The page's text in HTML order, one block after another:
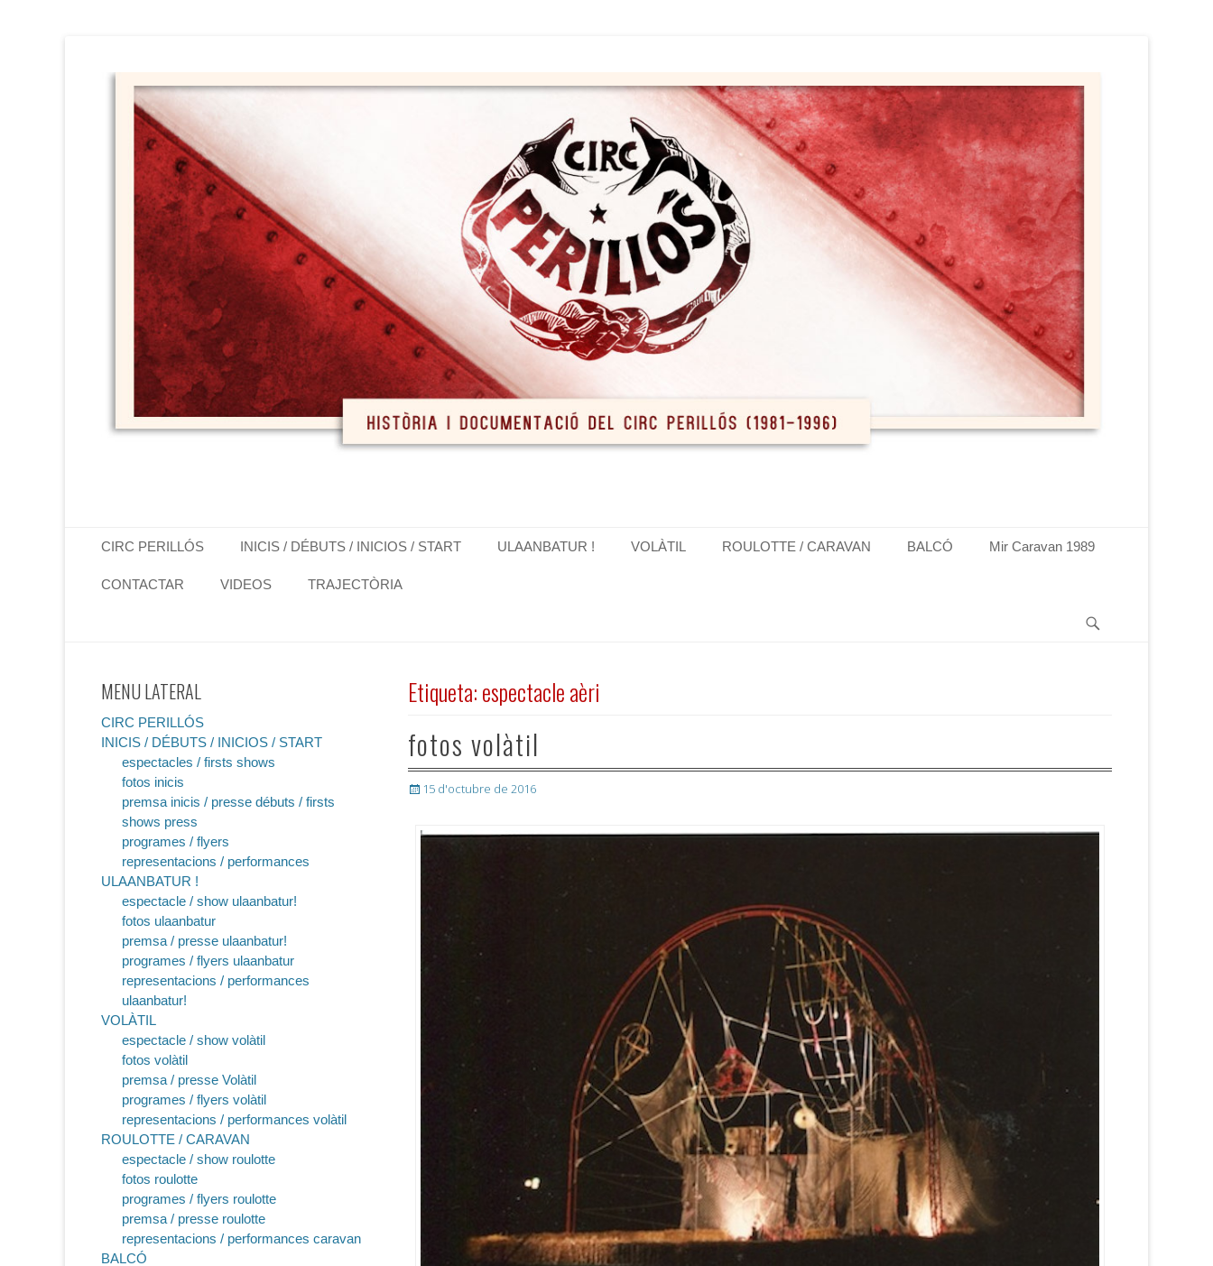
Circ Perillós
HISTÒRIA i DOCUMENTACIÓ (1981 / 1996)
Primary Menu
content
CIRC PERILLÓS INICIS / DÉBUTS / INICIOS / START ULAANBATUR ! VOLÀTIL ROULOTTE / CARAVAN BALCÓ Mir Caravan 1989
CONTACTAR VIDEOS TRAJECTÒRIA
Etiqueta:espectacle aèri
fotos volàtil
Posted
15 d'octubre de 2016
MENU LATERAL
CIRC PERILLÓS
INICIS / DÉBUTS / INICIOS / START
espectacles / firsts shows
fotos inicis
premsa inicis / presse débuts / firsts
shows press
programes / flyers
representacions / performances
ULAANBATUR !
espectacle / show ulaanbatur!
fotos ulaanbatur
premsa / presse ulaanbatur!
programes / flyers ulaanbatur
representacions / performances
ulaanbatur!
VOLÀTIL
espectacle / show volàtil
fotos volàtil
premsa / presse Volàtil
programes / flyers volàtil
representacions / performances volàtil
ROULOTTE / CARAVAN
espectacle / show roulotte
fotos roulotte
programes / flyers roulotte
premsa / presse roulotte
representacions / performances caravan
BALCÓ